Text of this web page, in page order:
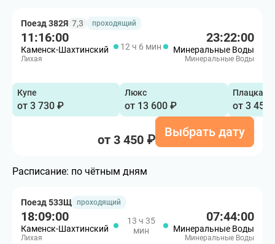
Поезд 382Я 7,3 проходящий
11:16:00
Каменск-Шахтинский
Лихая
12 ч 6 мин
23:22:00
Минеральные Воды
Минеральные Воды
Купе
от 3 730 ₽
Люкс
от 13 600 ₽
Плацкарт
от 3 450
от 3 450 ₽
Выбрать дату
Расписание: по чётным дням
Поезд 533Щ проходящий
18:09:00
Каменск-Шахтинский
Лихая
13 ч 35
мин
07:44:00
Минеральные Воды
Минеральные Воды